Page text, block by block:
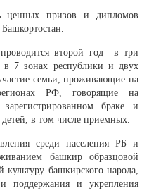
ценных призов и дипломов
второй год в три
в 7 зонах республики и двух
семьи, проживающие на
РФ, говорящие на
браке и
в том числе приемных.
среди населения РБ и
башкир образцовой
башкирского народа,
поддержания и укрепления